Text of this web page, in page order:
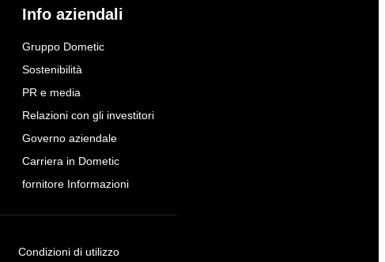
Info aziendali
Gruppo Dometic
Sostenibilità
PR e media
Relazioni con gli investitori
Governo aziendale
Carriera in Dometic
fornitore Informazioni
Condizioni di utilizzo